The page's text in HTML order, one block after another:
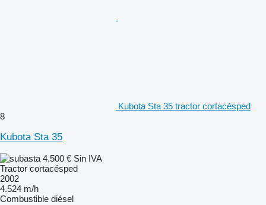
Kubota Sta 35 tractor cortacésped
8
Kubota Sta 35
4.500 € Sin IVA
Tractor cortacésped
2002
4.524 m/h
Combustible diésel